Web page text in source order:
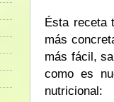
Ésta receta
más
más fácil,
como es
nutricional: